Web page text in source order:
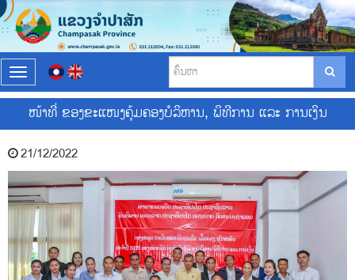
T
o
g
l
e
a
v
i
a
i
ໜ້າທີ່ ຂອງຂະແໜງຄຸ້ມຄອງບໍລິຫານ, ພິທີການ ແລະ ການເງິນ
21/12/2022